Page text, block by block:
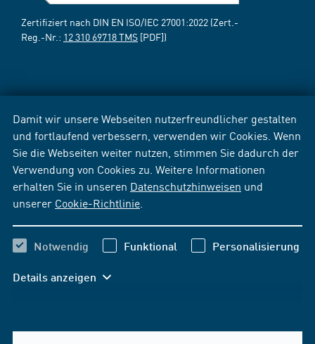
Damit wir unsere Webseiten nutzerfreundlicher gestalten
und fortlaufend verbessern, verwenden wir Cookies. Wenn
Sie die Webseiten weiter nutzen, stimmen Sie dadurch der
Verwendung von Cookies zu. Weitere Informationen
erhalten Sie in unseren Datenschutzhinweisen und
unserer Cookie-Richtlinie
Notwendig Funktional Personalisierung
Details anzeigen
Zertifiziert nach DIN EN ISO/IEC 27001:2022 (Zert.-
Reg.-Nr.: 12 310 69718 TMS [PDF])